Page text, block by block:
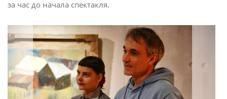
за час до начала спектакля.